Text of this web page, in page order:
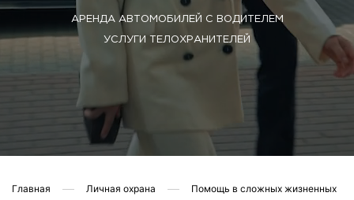
АРЕНДА АВТОМОБИЛЕЙ С ВОДИТЕЛЕМ
УСЛУГИ ТЕЛОХРАНИТЕЛЕЙ
Главная Личная охрана
Помощь в сложных жизненных